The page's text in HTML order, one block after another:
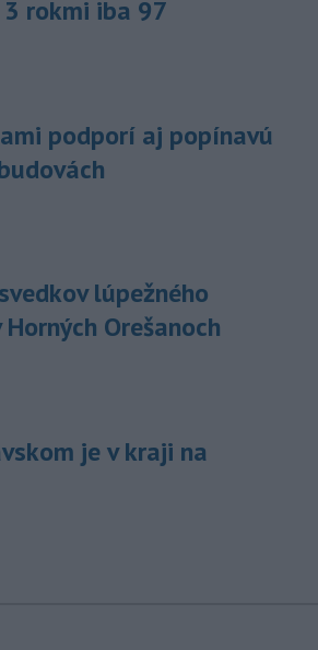
rokmi iba 97
podporí aj popínavú
lúpežného
Orešanoch
je v kraji na